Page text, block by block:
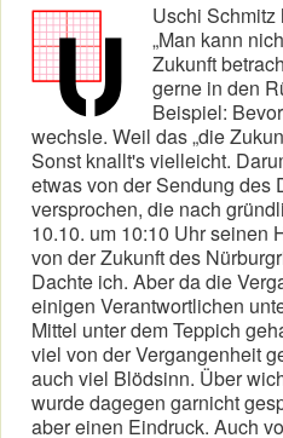
Uschi Schmitz
„Man kann
Zukunft
gerne in den
Beispiel:
wechsle. Weil das „die
Sonst knallt's vielleicht.
etwas von der Sendung des
versprochen, die nach
10.10. um 10:10 Uhr seinen
von der Zukunft des
Dachte ich. Aber da die
einigen Verantwortlichen
Mittel unter dem Teppich
viel von der Vergangenheit
auch viel Blödsinn. Über
wurde dagegen garnicht
aber einen Eindruck. Auch